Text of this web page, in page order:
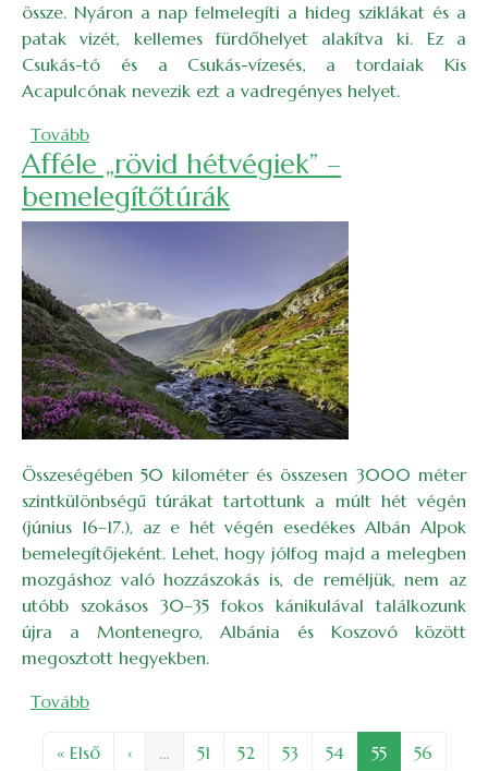
össze. Nyáron a nap felmelegíti a hideg sziklákat és a
patak vizét, kellemes fürdőhelyet alakítva ki. Ez a
Csukás-tó és a Csukás-vízesés, a tordaiak Kis
Acapulcónak nevezik ezt a vadregényes helyet.
Tovább(Csukás-tó: kirándulás és fürdőtúra)
Afféle „rövid hétvégiek” –
bemelegítőtúrák
Összeségében 50 kilométer és összesen 3000 méter
szintkülönbségű túrákat tartottunk a múlt hét végén
(június 16–17.), az e hét végén esedékes Albán Alpok
bemelegítőjeként. Lehet, hogy jólfog majd a melegben
mozgáshoz való hozzászokás is, de reméljük, nem az
utóbb szokásos 30–35 fokos kánikulával találkozunk
újra a Montenegro, Albánia és Koszovó között
megosztott hegyekben.
Tovább(Afféle „rövid hétvégiek” – bemelegítőtúrák)
Első oldal
« Első Előző oldal
‹ … Oldal
51 Oldal
52 Oldal
53 Oldal
54 Oldal
55 Oldal
56